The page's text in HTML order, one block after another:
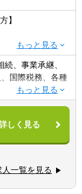
】
以上ある方)※税
迎いたしま
総合的な観点か
りたい方
きる環境で働き
、事業承継、
国際税務、各種
お客様に対して
会計士、中小企
関わる様々な分
案件によって
務を進めること
しく見る
一覧を見る